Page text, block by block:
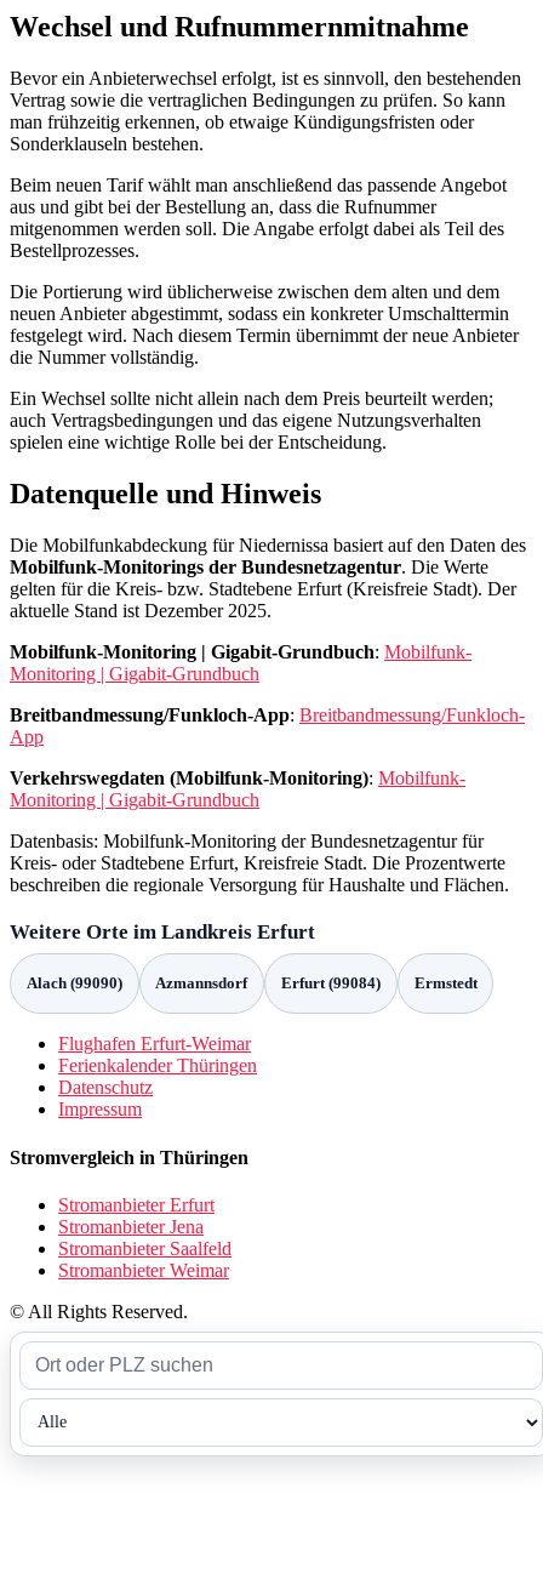
Wechsel und Rufnummernmitnahme
Bevor ein Anbieterwechsel erfolgt, ist es sinnvoll, den bestehenden
Vertrag sowie die vertraglichen Bedingungen zu prüfen. So kann
man frühzeitig erkennen, ob etwaige Kündigungsfristen oder
Sonderklauseln bestehen.
Beim neuen Tarif wählt man anschließend das passende Angebot
aus und gibt bei der Bestellung an, dass die Rufnummer
mitgenommen werden soll. Die Angabe erfolgt dabei als Teil des
Bestellprozesses.
Die Portierung wird üblicherweise zwischen dem alten und dem
neuen Anbieter abgestimmt, sodass ein konkreter Umschalttermin
festgelegt wird. Nach diesem Termin übernimmt der neue Anbieter
die Nummer vollständig.
Ein Wechsel sollte nicht allein nach dem Preis beurteilt werden;
auch Vertragsbedingungen und das eigene Nutzungsverhalten
spielen eine wichtige Rolle bei der Entscheidung.
Datenquelle und Hinweis
Die Mobilfunkabdeckung für Niedernissa basiert auf den Daten des
Mobilfunk-Monitorings der Bundesnetzagentur. Die Werte
gelten für die Kreis- bzw. Stadtebene Erfurt (Kreisfreie Stadt). Der
aktuelle Stand ist Dezember 2025.
Mobilfunk-Monitoring | Gigabit-Grundbuch: Mobilfunk-
Monitoring | Gigabit-Grundbuch
Breitbandmessung/Funkloch-App: Breitbandmessung/Funkloch-
App
Verkehrswegdaten (Mobilfunk-Monitoring): Mobilfunk-
Monitoring | Gigabit-Grundbuch
Datenbasis: Mobilfunk-Monitoring der Bundesnetzagentur für
Kreis- oder Stadtebene Erfurt, Kreisfreie Stadt. Die Prozentwerte
beschreiben die regionale Versorgung für Haushalte und Flächen.
Weitere Orte im Landkreis Erfurt
Alach (99090) Azmannsdorf Erfurt (99084) Ermstedt
Flughafen Erfurt-Weimar
Ferienkalender Thüringen
Datenschutz
Impressum
Stromvergleich in Thüringen
Stromanbieter Erfurt
Stromanbieter Jena
Stromanbieter Saalfeld
Stromanbieter Weimar
© All Rights Reserved.